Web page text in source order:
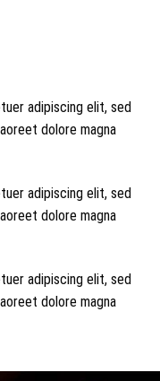
adipiscing elit, sed
dolore magna
adipiscing elit, sed
dolore magna
adipiscing elit, sed
dolore magna